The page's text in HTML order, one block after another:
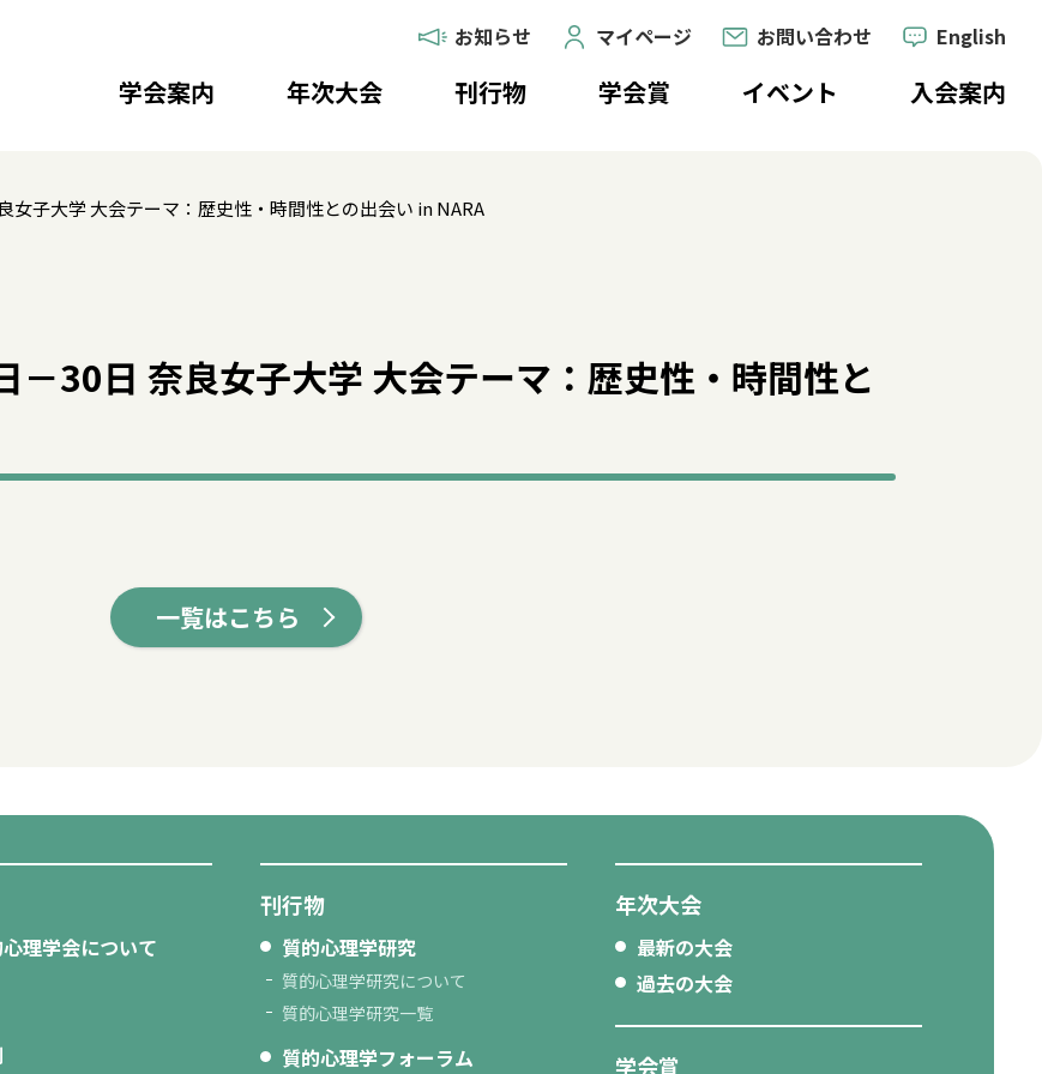
お知らせ マイページ お問い合わせ English
学会案内 年次大会 刊行物 学会賞 イベント 入会案内
女子大学 大会テーマ：歴史性・時間性との出会い in NARA
30日 奈良女子大学 大会テーマ：歴史性・時間性と
一覧はこちら
理学会について
刊行物
質的心理学研究
質的心理学研究について
質的心理学研究一覧
質的心理学フォーラム
年次大会
最新の大会
過去の大会
学会賞